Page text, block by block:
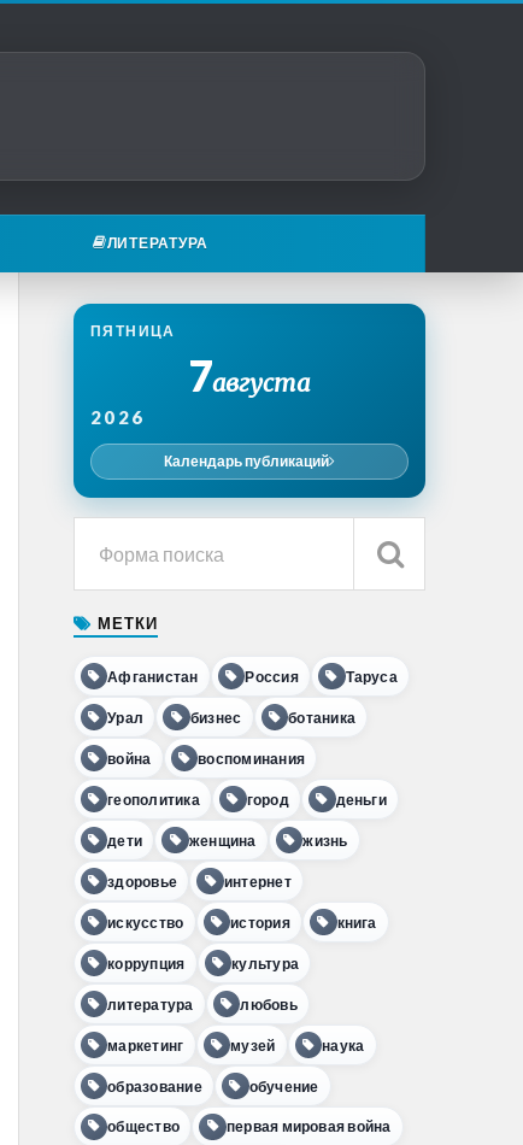
ЛИТЕРАТУРА
ПЯТНИЦА
7августа
2026
Календарь публикаций
МЕТКИ
Афганистан Россия Таруса
Урал бизнес ботаника
война воспоминания
геополитика город деньги
дети женщина жизнь
здоровье интернет
искусство история книга
коррупция культура
литература любовь
маркетинг музей наука
образование обучение
общество первая мировая война